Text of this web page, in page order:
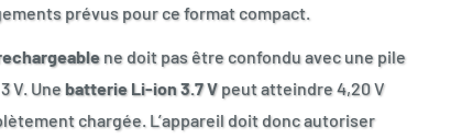
prévus pour ce format compact.
ne doit pas être confondu avec une pile
V. Unebatterie Li-ion 3.7 V peut atteindre 4,20 V
chargée. L’appareil doit donc autoriser